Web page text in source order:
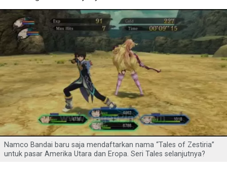
Namco Bandai baru saja mendaftarkan nama “Tales of Zestiria”
untuk pasar Amerika Utara dan Eropa. Seri Tales selanjutnya?